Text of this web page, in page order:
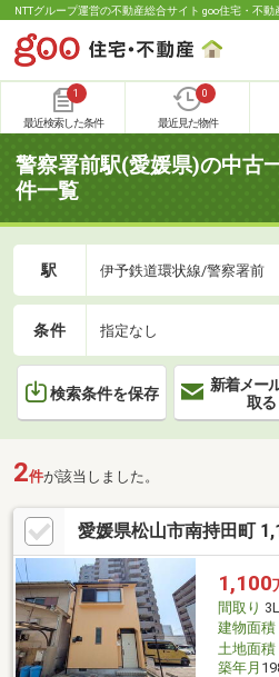
NTTグループ運営の不動産総合サイト goo住宅・不動
1
最近検索した条件
0
最近見た物件
警察署前駅(愛媛県)の中古
件一覧
駅 伊予鉄道環状線/警察署前
条件 指定なし
検索条件を保存
新着メー
取る
2件が該当しました。
愛媛県松山市南持田町
1,100
間取り
建物面積
土地面積
築年月